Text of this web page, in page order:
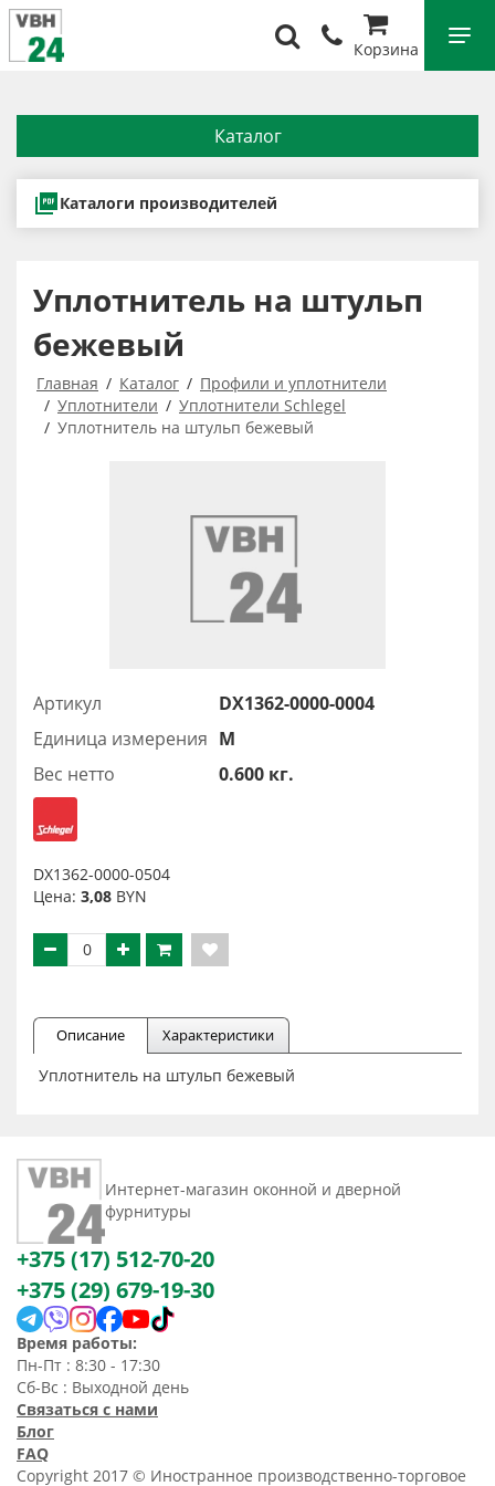
Корзина
Каталог
Каталоги производителей
Уплотнитель на штульп
бежевый
Главная Каталог
Профили и уплотнители
Уплотнители
Уплотнители Schlegel
Уплотнитель на штульп бежевый
Артикул
DX1362-0000-0004
Единица измерения М
Вес нетто
0.600 кг.
DX1362-0000-0504
Цена: 3,08 BYN
Описание Характеристики
Уплотнитель на штульп бежевый
Интернет-магазин оконной и дверной
фурнитуры
+375 (17) 512-70-20
+375 (29) 679-19-30
Время работы:
Пн-Пт : 8:30 - 17:30
Сб-Вс : Выходной день
Связаться с нами
Блог
FAQ
Copyright 2017 © Иностранное производственно-торговое